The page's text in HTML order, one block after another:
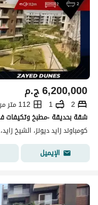
ج.م6,200,000
2
1
112 متر مربع
شقة بحديقة -مطبخ وتكيفات
كومباوند زايد ديونز، الشيخ
الإيميل